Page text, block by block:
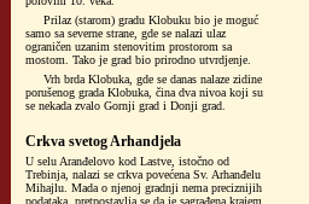
Prilaz (starom) gradu Klobuku bio je moguć
samo sa severne strane, gde se nalazi ulaz
ograničen uzanim stenovitim prostorom sa
mostom. Tako je grad bio prirodno utvrdjenje.
Vrh brda Klobuka, gde se danas nalaze zidine
porušenog grada Klobuka, čina dva nivoa koji su
se nekada zvalo Gornji grad i Donji grad.
Crkva svetog Arhandjela
U selu Aranđelovo kod Lastve, istočno od
Trebinja, nalazi se crkva povećena Sv. Arhanđelu
Mihajlu. Mada o njenoj gradnji nema preciznijih
podataka, pretpostavlja se da je sagrađena krajem